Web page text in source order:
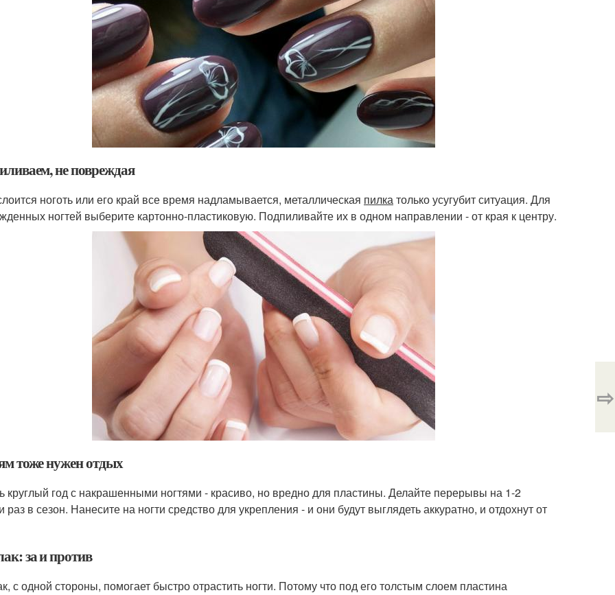
не повреждая
ноготь или его край все время надламывается, металлическая пилкатолько усугубит ситуация. Для
ногтей выберите картонно-пластиковую. Подпиливайте их в одном направлении - от края к центру.
тоже нужен отдых
круглый год с накрашенными ногтями - красиво, но вредно для пластины. Делайте перерывы на 1-2
раз в сезон. Нанесите на ногти средство для укрепления - и они будут выглядеть аккуратно, и отдохнут от
за и против
с одной стороны, помогает быстро отрастить ногти. Потому что под его толстым слоем пластина
⇨